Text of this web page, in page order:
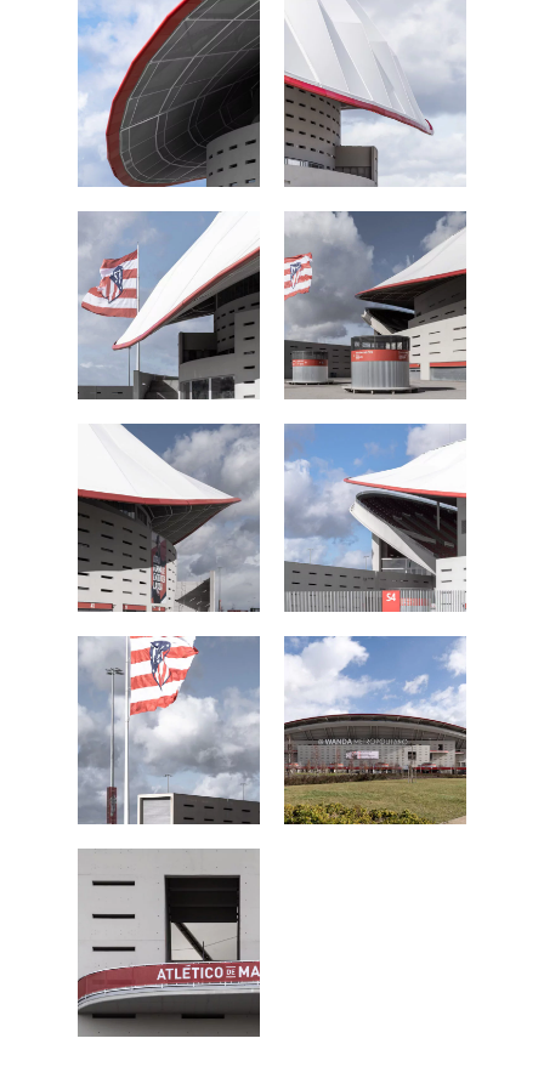
FOTOGRAFÍA
Fotografía de Interiores
Vivienda
Hoteles /
Oficinas
Retail
Fotografía Residencial
Fotografía Fase de
Fotografía de Stand
VIDEO
DRON
PERSONAL
PUBLICACIONES
SOBRE MÍ
CONTACTO